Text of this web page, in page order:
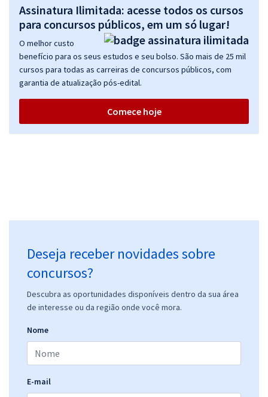
Assinatura Ilimitada: acesse todos os cursos
para concursos públicos, em um só lugar!
O melhor custo
benefício para os seus estudos e seu bolso. São mais de 25 mil
cursos para todas as carreiras de concursos públicos, com
garantia de atualização pós-edital.
Comece hoje
Deseja receber novidades sobre
concursos?
Descubra as oportunidades disponíveis dentro da sua área
de interesse ou da região onde você mora.
Nome
E-mail